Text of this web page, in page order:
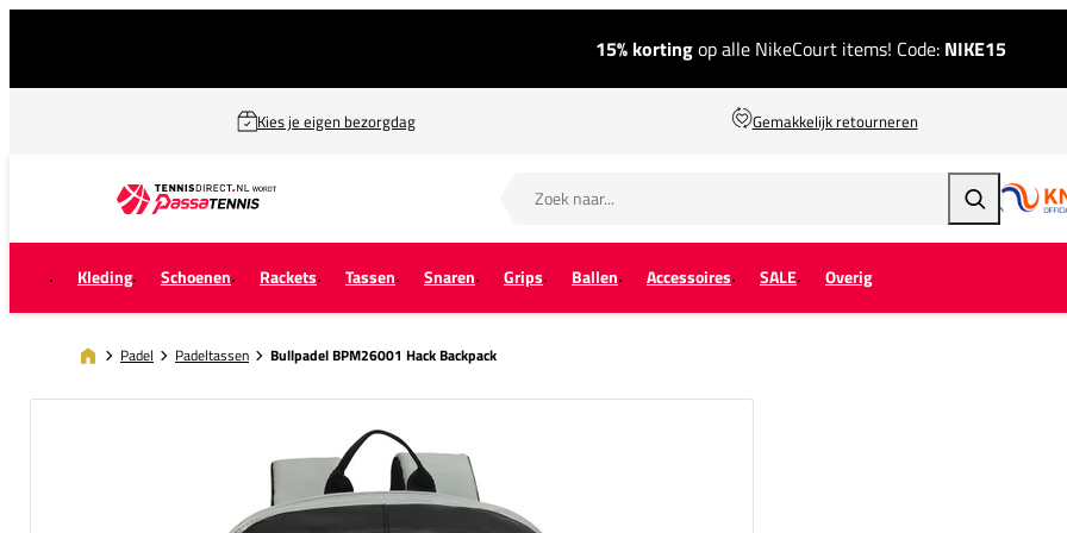
15% kortingop alle NikeCourt items! Code: NIKE15
Kies je eigen bezorgdag Gemakkelijk retourneren
Zoeken
Kleding Schoenen Rackets Tassen Snaren Grips Ballen Accessoires SALE Overig
Padel Padeltassen Bullpadel BPM26001 Hack Backpack